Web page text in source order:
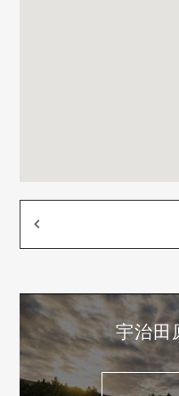
宇治田